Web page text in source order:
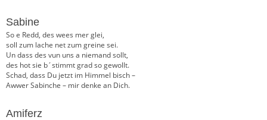
Sabine
So e Redd, des wees mer glei,
soll zum lache net zum greine sei.
Un dass des vun uns a niemand sollt,
des hot sie b´stimmt grad so gewollt.
Schad, dass Du jetzt im Himmel bisch –
Awwer Sabinche – mir denke an Dich.
Amiferz